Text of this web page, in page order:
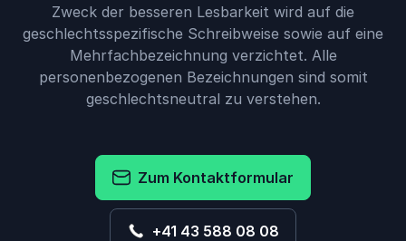
Zweck der besseren Lesbarkeit wird auf die
geschlechtsspezifische Schreibweise sowie auf eine
Mehrfachbezeichnung verzichtet. Alle
personenbezogenen Bezeichnungen sind somit
geschlechtsneutral zu verstehen.
Zum Kontaktformular
+41 43 588 08 08